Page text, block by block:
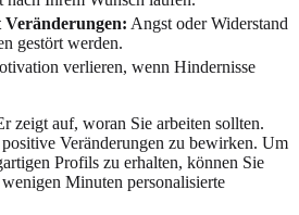
Angst oder Widerstand
gestört werden.
verlieren, wenn Hindernisse
zeigt auf, woran Sie arbeiten sollten.
Veränderungen zu bewirken. Um
Profils zu erhalten, können Sie
Minuten personalisierte